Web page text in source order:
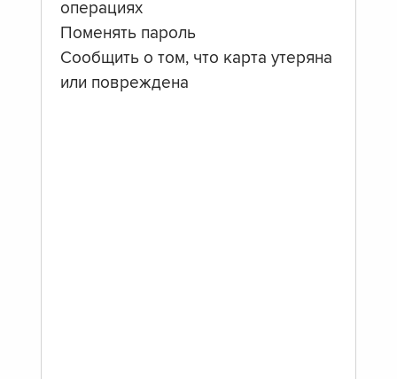
операциях
Поменять пароль
Сообщить о том, что карта утеряна
или повреждена